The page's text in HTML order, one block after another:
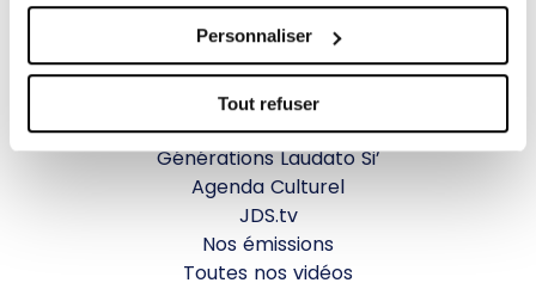
Personnaliser
Tout refuser
La messe
Magazine Le Jour du Seigneur
Documentaires
Parole Inattendue
Tous Frères
Générations Laudato Si’
Agenda Culturel
JDS.tv
Nos émissions
Toutes nos vidéos